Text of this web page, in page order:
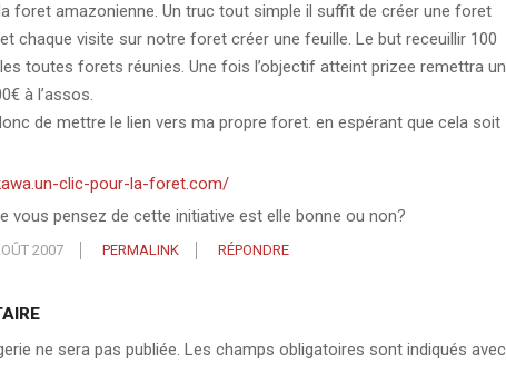
foret amazonienne. Un truc tout simple il suffit de créer une foret
chaque visite sur notre foret créer une feuille. Le but receuillir 100
toutes forets réunies. Une fois l’objectif atteint prizee remettra un
à l’assos.
de mettre le lien vers ma propre foret. en espérant que cela soit
clic-pour-la-foret.com/
vous pensez de cette initiative est elle bonne ou non?
2007 PERMALINK RÉPONDRE
ne sera pas publiée. Les champs obligatoires sont indiqués avec